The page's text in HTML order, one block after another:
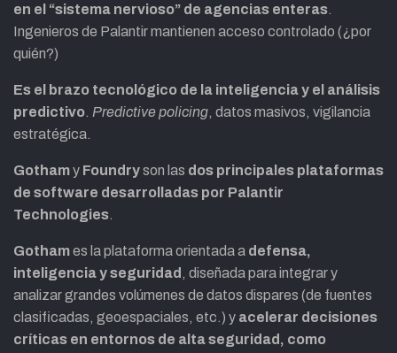
en el “sistema nervioso” de agencias enteras.
Ingenieros de Palantir mantienen acceso controlado (¿por
quién?)
Es el brazo tecnológico de la inteligencia y el análisis
predictivo. Predictive policing, datos masivos, vigilancia
estratégica.
Gothamy Foundryson las dos principales plataformas
de software desarrolladas por Palantir
Technologies.
Gothames la plataforma orientada a defensa,
inteligencia y seguridad , diseñada para integrar y
analizar grandes volúmenes de datos dispares (de fuentes
clasificadas, geoespaciales, etc.) y acelerar decisiones
críticas en entornos de alta seguridad, como